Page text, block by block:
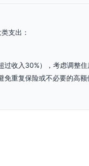
支出：
过收入30%），考虑调整
免重复保险或不必要的高
共交通替代自驾，或探索拼